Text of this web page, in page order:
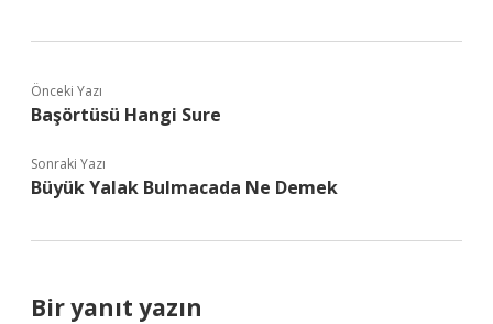
Önceki Yazı
Başörtüsü Hangi Sure
Sonraki Yazı
Büyük Yalak Bulmacada Ne Demek
Bir yanıt yazın